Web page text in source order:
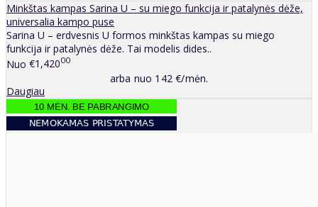
Minkštas kampas Sarina U – su miego funkcija ir patalynės dėže,
universalia kampo puse
Sarina U – erdvesnis U formos minkštas kampas su miego
funkcija ir patalynės dėže. Tai modelis dides..
Nuo €1,42000
arba nuo 142 €/mėn.
Daugiau